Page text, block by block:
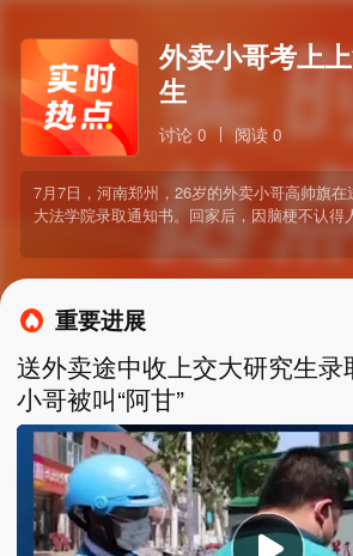
外卖小哥考上
生
讨论 0 阅读 0
7月7日，河南郑州，26岁的外卖小哥高帅旗
大法学院录取通知书。回家后，因脑梗不认得
高帅旗去年从郑州轻工业大学毕业，因家庭
边送外卖边备考。网友：越努力越幸运，小伙
重要进展
送外卖途中收上交大研究生录
小哥被叫“阿甘”